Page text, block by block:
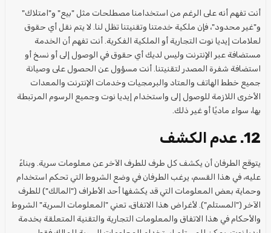
أنت تفهم أنه على الرغم من استخدامنا مصطلحات مثل "بيع" و"امتلاك"
و"غير محدود"، فإن ملكية خدمتنا وتقنيتنا تظل لنا. لا يتم نقل أي حقوق
لعلامات إيديا نوت التجارية أو الملكية الفكرية. أنت تفهم أن الخدمة
مستضافة عبر الإنترنت وليس لديك أي حقوق في الوصول إلى أو نسخ أو
استضافة شفرة المصدر لتقنيتنا. أنت مسؤول عن الحصول على وصيانة
جميع خطط الهاتف والعتاد والبرمجيات وخدمات الإنترنت والمعدات
الأخرى اللازمة للوصول إلى واستخدام إيديا نوت وجميع الرسوم المرتبطة
بها، سواء ماديًا أو غير ذلك.
12. عدم الكشف
يتوقع الطرفان أن يكشف كل طرف للطرف الآخر عن معلومات سرية. وبناءً
عليه، في هذا القسم، يرغب الطرفان في وضع الشروط التي تحكم استخدام
وحماية بعض المعلومات التي قد يكشفها أحد الأطراف ("المالك") للطرف
الآخر ("المستلم"). لأغراض هذا الاتفاق، تعني "المعلومات السرية" الشروط
والأحكام في هذا الاتفاق والمعلومات التجارية والتقنية المتعلقة بخدمة